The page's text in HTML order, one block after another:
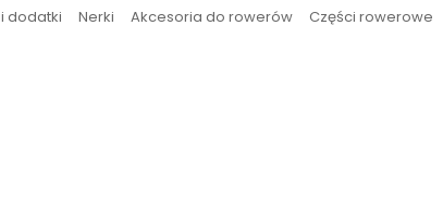
dodatki Nerki Akcesoria do rowerów Części rowerowe